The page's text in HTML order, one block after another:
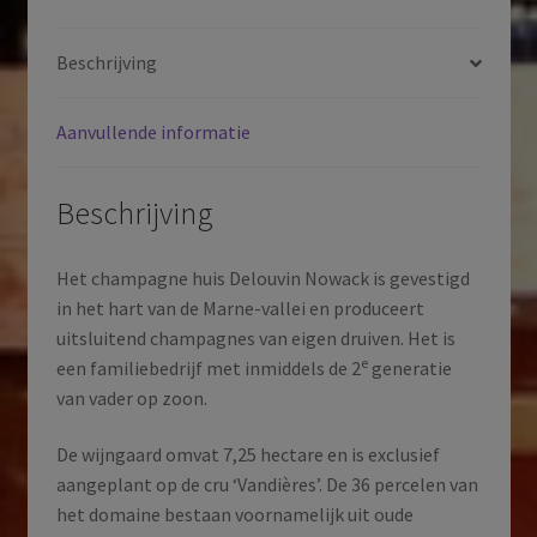
aantal
Beschrijving
Aanvullende informatie
Beschrijving
Het champagne huis Delouvin Nowack is gevestigd
in het hart van de Marne-vallei en produceert
uitsluitend champagnes van eigen druiven. Het is
een familiebedrijf met inmiddels de 2egeneratie
van vader op zoon.
De wijngaard omvat 7,25 hectare en is exclusief
aangeplant op de cru ‘Vandières’. De 36 percelen van
het domaine bestaan voornamelijk uit oude